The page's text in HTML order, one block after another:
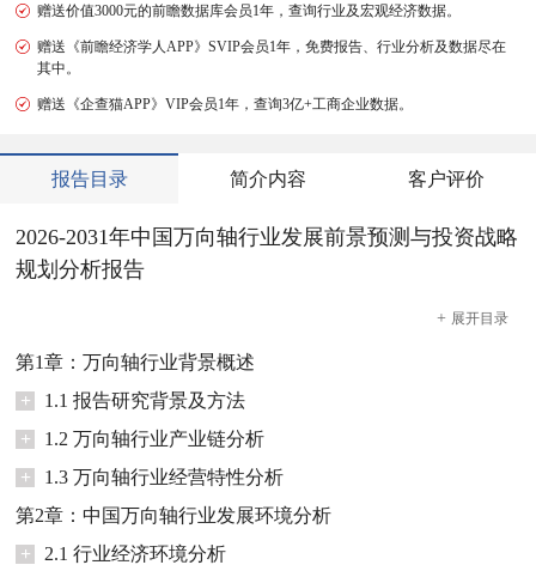
赠送价值3000元的前瞻数据库会员1年，查询行业及宏观经济数据。
赠送《前瞻经济学人APP》SVIP会员1年，免费报告、行业分析及数据尽在
其中。
赠送《企查猫APP》VIP会员1年，查询3亿+工商企业数据。
报告目录 简介内容 客户评价
2026-2031年中国万向轴行业发展前景预测与投资战略
规划分析报告
+ 展开目录
第1章：万向轴行业背景概述
+
1.1 报告研究背景及方法
+
1.2 万向轴行业产业链分析
+
1.3 万向轴行业经营特性分析
第2章：中国万向轴行业发展环境分析
+
2.1 行业经济环境分析